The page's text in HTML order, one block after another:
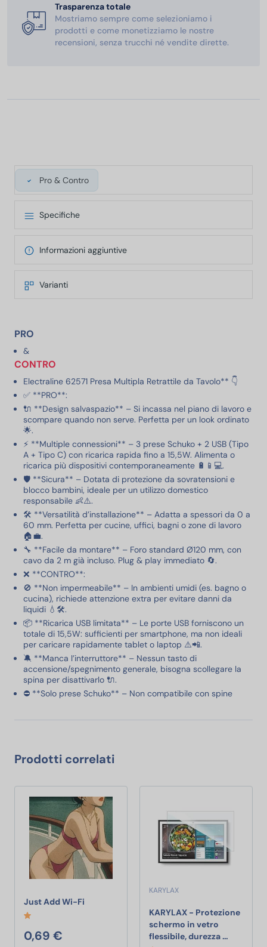
Trasparenza totale
Mostriamo sempre come selezioniamo i
prodotti e come monetizziamo le nostre
recensioni, senza trucchi né vendite dirette.
Pro & Contro
Specifiche
Informazioni aggiuntive
Varianti
PRO
&
CONTRO
Electraline 62571 Presa Multipla Retrattile da Tavolo** 👇
✅ **PRO**:
🔌 **Design salvaspazio** – Si incassa nel piano di lavoro e
scompare quando non serve. Perfetta per un look ordinato
🌟.
⚡ **Multiple connessioni** – 3 prese Schuko + 2 USB (Tipo
A + Tipo C) con ricarica rapida fino a 15,5W. Alimenta o
ricarica più dispositivi contemporaneamente 🔋📱💻.
🛡️ **Sicura** – Dotata di protezione da sovratensioni e
blocco bambini, ideale per un utilizzo domestico
responsabile 👶⚠️.
🛠️ **Versatilità d’installazione** – Adatta a spessori da 0 a
60 mm. Perfetta per cucine, uffici, bagni o zone di lavoro
🏠💼.
🔧 **Facile da montare** – Foro standard Ø120 mm, con
cavo da 2 m già incluso. Plug & play immediato 🔄.
❌ **CONTRO**:
🚫 **Non impermeabile** – In ambienti umidi (es. bagno o
cucina), richiede attenzione extra per evitare danni da
liquidi 💧🛠️.
📦 **Ricarica USB limitata** – Le porte USB forniscono un
totale di 15,5W: sufficienti per smartphone, ma non ideali
per caricare rapidamente tablet o laptop ⚠️📲.
🔕 **Manca l’interruttore** – Nessun tasto di
accensione/spegnimento generale, bisogna scollegare la
spina per disattivarlo 🔌.
⛔ **Solo prese Schuko** – Non compatibile con spine
Prodotti correlati
Just Add Wi-Fi
0,69 €
KARYLAX
KARYLAX - Protezione
schermo in vetro
flessibile, durezza …